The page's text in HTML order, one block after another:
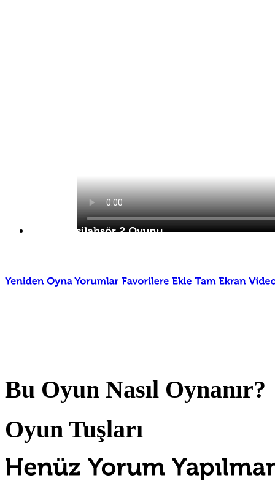
Bu Oyun Nasıl Oynanır?
Oyun Tuşları